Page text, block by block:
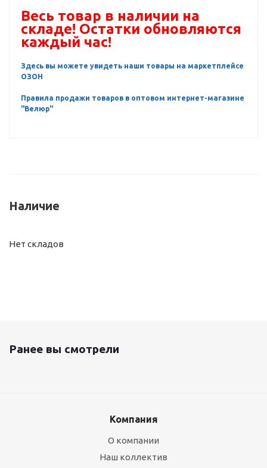
Весь товар в наличии на
складе! Остатки обновляются
каждый час!
Здесь вы можете увидеть наши товары на маркетплейсе
ОЗОН
Правила продажи товаров в оптовом интернет-магазине
"Велюр"
Наличие
Нет складов
Ранее вы смотрели
Компания
О компании
Наш коллектив